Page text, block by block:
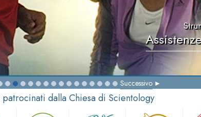
Successivo
patrocinati dalla Chiesa di Scientology